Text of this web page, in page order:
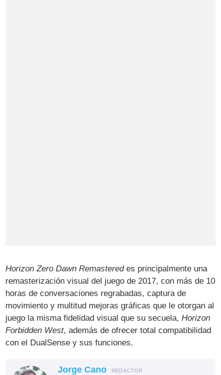
Horizon Zero Dawn Remasteredes principalmente una
remasterización visual del juego de 2017, con más de 10
horas de conversaciones regrabadas, captura de
movimiento y multitud mejoras gráficas que le otorgan al
juego la misma fidelidad visual que su secuela,Horizon
Forbidden West, además de ofrecer total compatibilidad
con el DualSense y sus funciones.
Jorge Cano REDACTOR